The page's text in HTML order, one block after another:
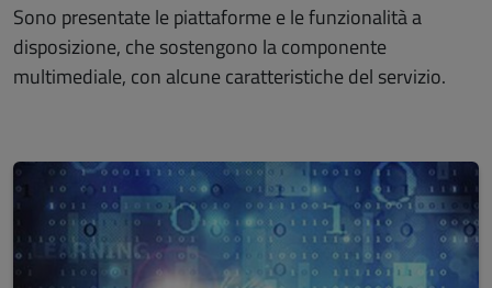
Sono presentate le piattaforme e le funzionalità a
disposizione, che sostengono la componente
multimediale, con alcune caratteristiche del servizio.